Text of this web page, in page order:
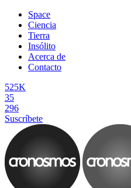
Space
Ciencia
Tierra
Insólito
Acerca de
Contacto
525K
35
296
Suscríbete